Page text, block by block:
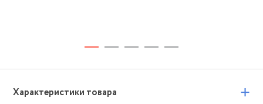
Характеристики товара +